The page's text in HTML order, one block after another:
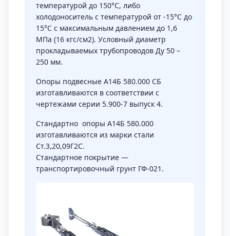
температурой до 150°С, либо
холодоноситель с температурой от -15°С до
15°С с максимальным давлением до 1,6
МПа (16 кгс/см2). Условный диаметр
прокладываемых трубопроводов Ду 50 –
250 мм.
Опоры подвесные А14Б 580.000 СБ
изготавливаются в соответствии с
чертежами серии 5.900-7 выпуск 4.
Стандартно опоры А14Б 580.000
изготавливаются из марки стали
Ст.3,20,09Г2С.
Стандартное покрытие —
транспортировочный грунт ГФ-021.